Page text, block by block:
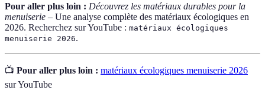
Pour aller plus loin : Découvrez les matériaux durables pour la
menuiserie – Une analyse complète des matériaux écologiques en
2026. Recherchez sur YouTube : matériaux écologiques
menuiserie 2026.
📺 Pour aller plus loin : matériaux écologiques menuiserie 2026
sur YouTube